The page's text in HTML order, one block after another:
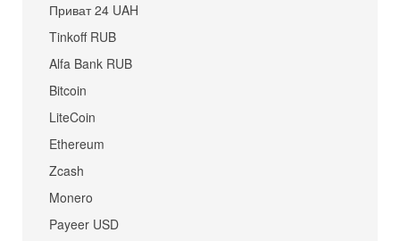
Приват 24 UAH
Tinkoff RUB
Alfa Bank RUB
Bitcoin
LiteCoin
Ethereum
Zcash
Monero
Payeer USD